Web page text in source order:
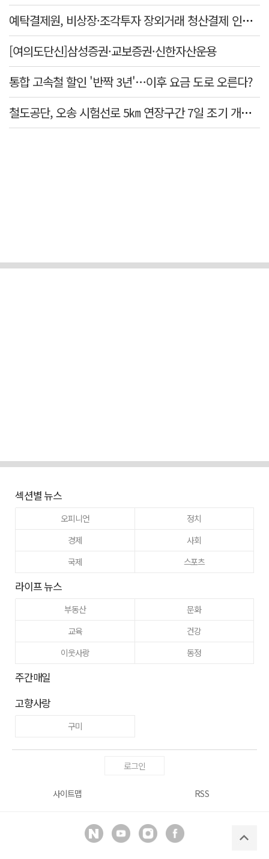
예탁결제원, 비상장·조각투자 장외거래 청산결제 인프라 구축 착수…연내 가동
[여의도단신]삼성증권·교보증권·신한자산운용
통합 고속철 할인 '반짝 3년'…이후 요금 도로 오른다?
철도공단, 오송 시험선로 5㎞ 연장구간 7일 조기 개통…LA 메트로 사업 지원
섹션별 뉴스
오피니언
정치
경제
사회
국제
스포츠
라이프 뉴스
부동산
문화
교육
건강
이웃사랑
동정
주간매일
고향사랑
구미
로그인
사이트맵 RSS